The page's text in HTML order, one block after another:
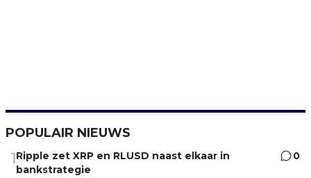
POPULAIR NIEUWS
1Ripple zet XRP en RLUSD naast elkaar in
bankstrategie
0